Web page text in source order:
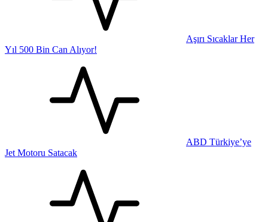
Aşırı Sıcaklar Her
Yıl 500 Bin Can Alıyor!
ABD Türkiye’ye
Jet Motoru Satacak